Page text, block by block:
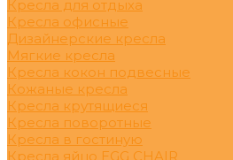
Кресла для отдыха
Кресла офисные
Дизайнерские кресла
Мягкие кресла
Кресла кокон подвесные
Кожаные кресла
Кресла крутящиеся
Кресла поворотные
Кресла в гостиную
Кресла яйцо EGG CHAIR